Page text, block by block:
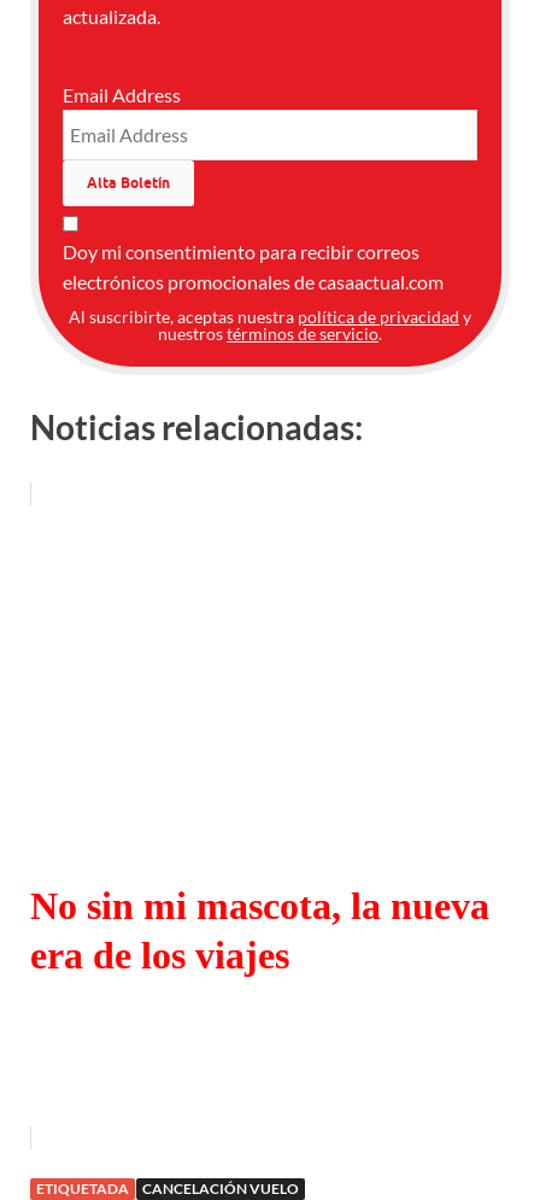
actualizada.
Email Address
Doy mi consentimiento para recibir correos
electrónicos promocionales de casaactual.com
Al suscribirte, aceptas nuestra política de privacidad y
nuestrostérminos de servicio.
Noticias relacionadas:
No sin mi mascota, la nueva
era de los viajes
ETIQUETADA
CANCELACIÓN VUELO